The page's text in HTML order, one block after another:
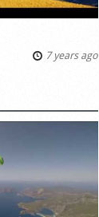
7 years ago